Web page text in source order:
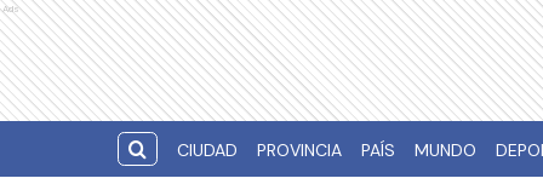
Ads
CIUDAD PROVINCIA PAÍS MUNDO